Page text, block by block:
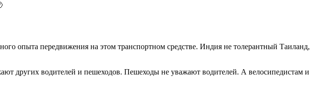
опыта передвижения на этом транспортном средстве. Индия не толерантный Таиланд,
других водителей и пешеходов. Пешеходы не уважают водителей. А велосипедистам и